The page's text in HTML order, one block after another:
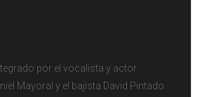
por el vocalista y actor
Mayoral y el bajista David Pintado.